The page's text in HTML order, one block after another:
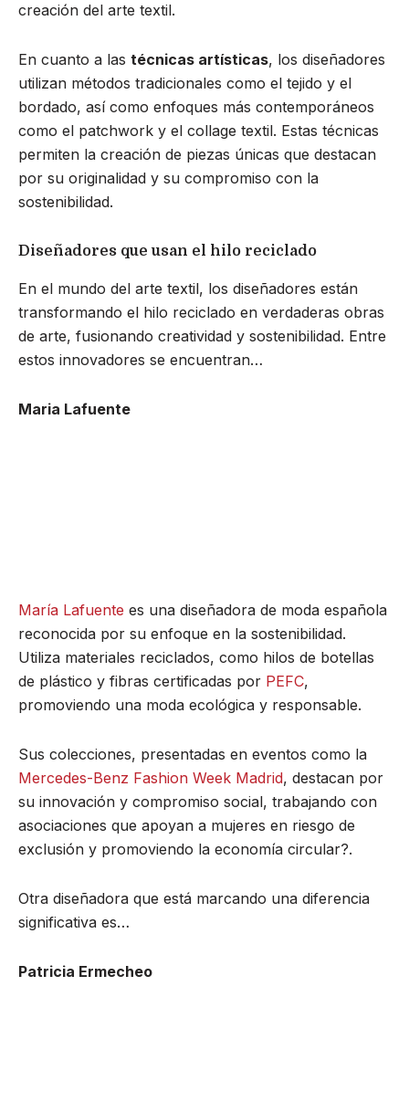
creación del arte textil.
En cuanto a las técnicas artísticas, los diseñadores
utilizan métodos tradicionales como el tejido y el
bordado, así como enfoques más contemporáneos
como el patchwork y el collage textil. Estas técnicas
permiten la creación de piezas únicas que destacan
por su originalidad y su compromiso con la
sostenibilidad.
Diseñadores que usan el hilo reciclado
En el mundo del arte textil, los diseñadores están
transformando el hilo reciclado en verdaderas obras
de arte, fusionando creatividad y sostenibilidad. Entre
estos innovadores se encuentran…
Maria Lafuente
María Lafuente es una diseñadora de moda española
reconocida por su enfoque en la sostenibilidad.
Utiliza materiales reciclados, como hilos de botellas
de plástico y fibras certificadas por PEFC,
promoviendo una moda ecológica y responsable.
Sus colecciones, presentadas en eventos como la
Mercedes-Benz Fashion Week Madrid, destacan por
su innovación y compromiso social, trabajando con
asociaciones que apoyan a mujeres en riesgo de
exclusión y promoviendo la economía circular?.
Otra diseñadora que está marcando una diferencia
significativa es…
Patricia Ermecheo